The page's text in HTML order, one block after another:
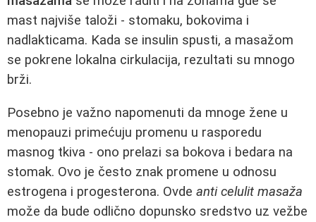
mast najviše taloži - stomaku, bokovima i
nadlakticama. Kada se insulin spusti, a masažom
se pokrene lokalna cirkulacija, rezultati su mnogo
brži.
Posebno je važno napomenuti da mnoge žene u
menopauzi primećuju promenu u rasporedu
masnog tkiva - ono prelazi sa bokova i bedara na
stomak. Ovo je često znak promene u odnosu
estrogena i progesterona. Ovde anti celulit masaža
može da bude odlično dopunsko sredstvo uz vežbe